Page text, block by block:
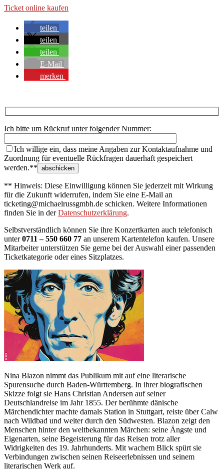
Ticket online kaufen
teilen
teilen
teilen
E-Mail
merken
Ich bitte um Rückruf unter folgender Nummer:
Ich willige ein, dass meine Angaben zur Kontaktaufnahme und
Zuordnung für eventuelle Rückfragen dauerhaft gespeichert
werden.**
** Hinweis: Diese Einwilligung können Sie jederzeit mit Wirkung
für die Zukunft widerrufen, indem Sie eine E-Mail an
ticketing@michaelrussgmbh.de schicken. Weitere Informationen
finden Sie in derDatenschutzerklärung.
Selbstverständlich können Sie ihre Konzertkarten auch telefonisch
unter0711 – 550 660 77 an unserem Kartentelefon kaufen. Unsere
Mitarbeiter unterstützen Sie gerne bei der Auswahl einer passenden
Ticketkategorie oder eines Sitzplatzes.
Nina Blazon nimmt das Publikum mit auf eine literarische
Spurensuche durch Baden-Württemberg. In ihrer biografischen
Skizze folgt sie Hans Christian Andersen auf seiner
Deutschlandreise im Jahr 1855. Der berühmte dänische
Märchendichter machte damals Station in Stuttgart, reiste über Calw
nach Wildbad und weiter durch den Südwesten. Blazon zeigt den
Menschen hinter den weltbekannten Märchen: seine Ängste und
Eigenarten, seine Begeisterung für das Reisen trotz aller
Widrigkeiten des 19. Jahrhunderts. Mit wachem Blick spürt sie
Verbindungen zwischen seinen Reiseerlebnissen und seinem
literarischen Werk auf.